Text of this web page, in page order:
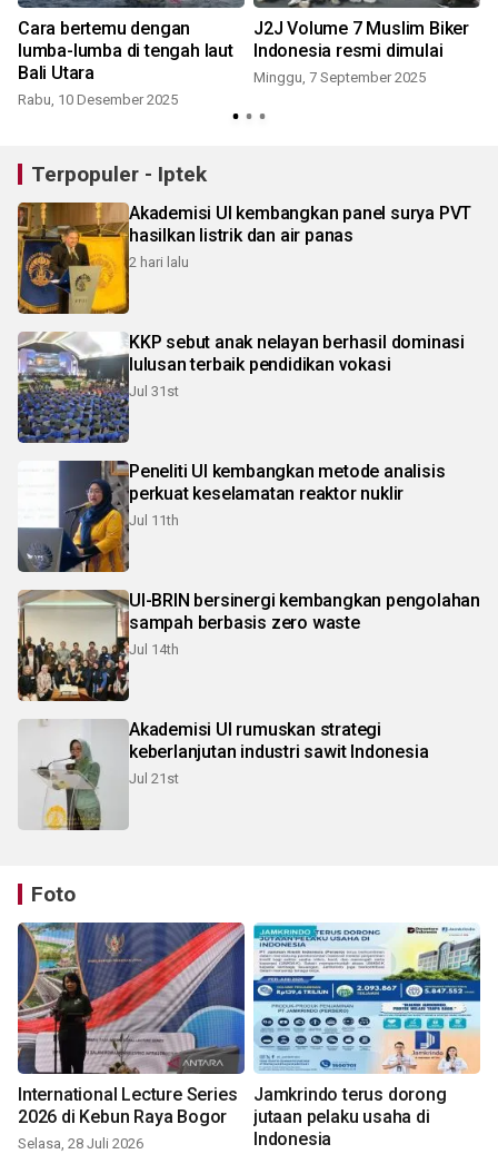
Cara bertemu dengan
lumba-lumba di tengah laut
Bali Utara
Rabu, 10 Desember 2025
J2J Volume 7 Muslim Biker
Indonesia resmi dimulai
Minggu, 7 September 2025
Terpopuler - Iptek
Akademisi UI kembangkan panel surya PVT
hasilkan listrik dan air panas
2 hari lalu
KKP sebut anak nelayan berhasil dominasi
lulusan terbaik pendidikan vokasi
Jul 31st
Peneliti UI kembangkan metode analisis
perkuat keselamatan reaktor nuklir
Jul 11th
UI-BRIN bersinergi kembangkan pengolahan
sampah berbasis zero waste
Jul 14th
Akademisi UI rumuskan strategi
keberlanjutan industri sawit Indonesia
Jul 21st
Foto
International Lecture Series
2026 di Kebun Raya Bogor
Selasa, 28 Juli 2026
Jamkrindo terus dorong
jutaan pelaku usaha di
Indonesia